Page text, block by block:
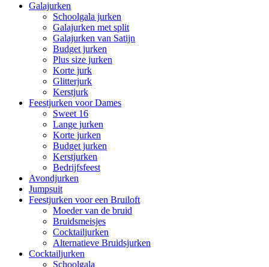
Galajurken
Schoolgala jurken
Galajurken met split
Galajurken van Satijn
Budget jurken
Plus size jurken
Korte jurk
Glitterjurk
Kerstjurk
Feestjurken voor Dames
Sweet 16
Lange jurken
Korte jurken
Budget jurken
Kerstjurken
Bedrijfsfeest
Avondjurken
Jumpsuit
Feestjurken voor een Bruiloft
Moeder van de bruid
Bruidsmeisjes
Cocktailjurken
Alternatieve Bruidsjurken
Cocktailjurken
Schoolgala